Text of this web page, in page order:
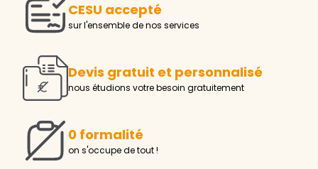
CESU accepté
sur l'ensemble de nos services
Devis gratuit et personnalisé
nous étudions votre besoin gratuitement
0 formalité
on s'occupe de tout !